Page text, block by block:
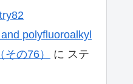
の76）
に ステ